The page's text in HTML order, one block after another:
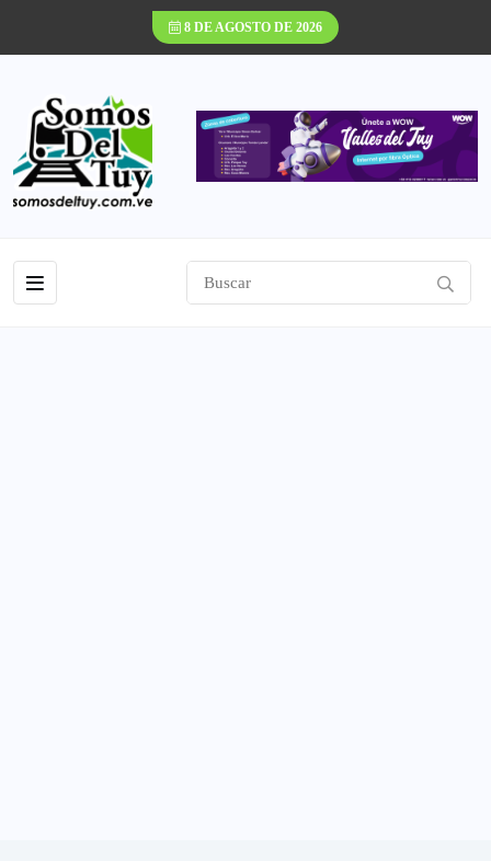
8 DE AGOSTO DE 2026